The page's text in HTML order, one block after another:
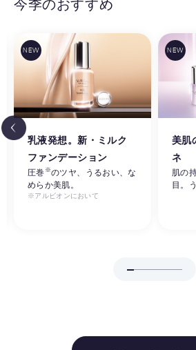
今季のおすすめ
乳液発想。新・ミルク
ファンデーション
圧巻 ※のツヤ、うるおい、な
めらか美肌。
※アルビオンにおいて
美肌
ネ
肌の
目。